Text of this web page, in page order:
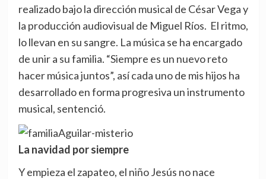
realizado bajo la dirección musical de César Vega y
la producción audiovisual de Miguel Ríos. El ritmo,
lo llevan en su sangre. La música se ha encargado
de unir a su familia. “Siempre es un nuevo reto
hacer música juntos”, así cada uno de mis hijos ha
desarrollado en forma progresiva un instrumento
musical, sentenció.
La navidad por siempre
Y empieza el zapateo, el niño Jesús no nace